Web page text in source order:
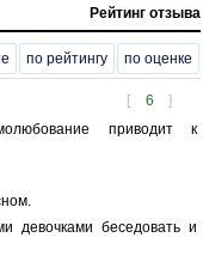
Рейтинг отзыва
по рейтингу по оценке
[ 6 ]
приводит к
девочками беседовать и